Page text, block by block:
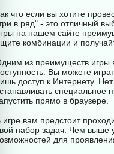
что если вы хотите
в ряд" - это отличный
на нашем сайте
комбинации и
из преимуществ игры
Вы можете
доступ к Интернету.
специальное
прямо в браузере.
игре вам предстоит
набор задач. Чем выше
для